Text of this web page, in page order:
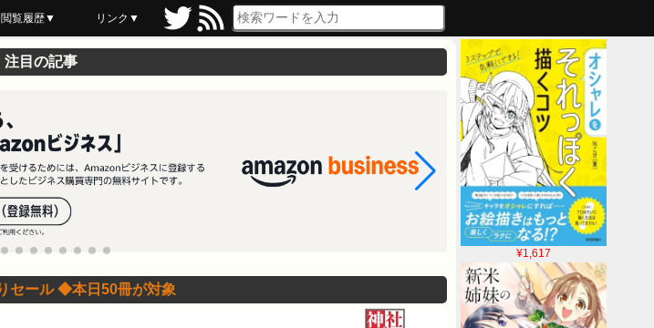
閲覧履歴▼
最近読んだ
あとで読む
ブックマーク
リンク▼
¥1,617
注目の記事
セール ◆本日50冊が対象